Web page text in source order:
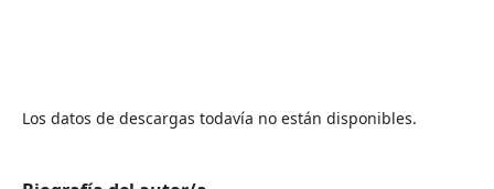
Los datos de descargas todavía no están disponibles.